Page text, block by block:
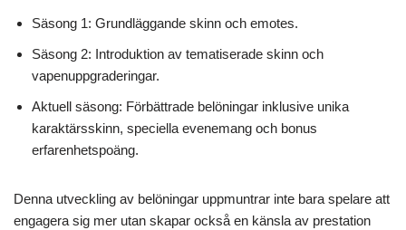
Säsong 1: Grundläggande skinn och emotes.
Säsong 2: Introduktion av tematiserade skinn och
vapenuppgraderingar.
Aktuell säsong: Förbättrade belöningar inklusive unika
karaktärsskinn, speciella evenemang och bonus
erfarenhetspoäng.
Denna utveckling av belöningar uppmuntrar inte bara spelare att
engagera sig mer utan skapar också en känsla av prestation